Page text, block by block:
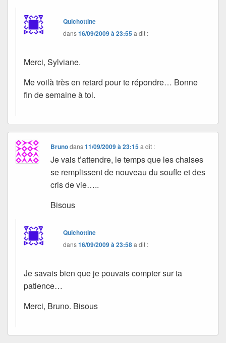
Quichottine
dans16/09/2009 à 23:55a dit :
Merci, Sylviane.
Me voilà très en retard pour te répondre… Bonne
fin de semaine à toi.
Brunodans11/09/2009 à 23:15 a dit :
Je vais t’attendre, le temps que les chaises
se remplissent de nouveau du soufle et des
cris de vie…..
Bisous
Quichottine
dans16/09/2009 à 23:58a dit :
Je savais bien que je pouvais compter sur ta
patience…
Merci, Bruno. Bisous